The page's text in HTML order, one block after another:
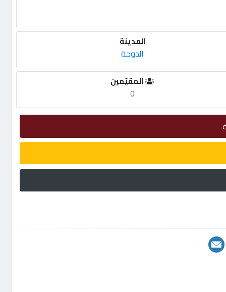
المدينة
الدوحة
المقيّمين
0